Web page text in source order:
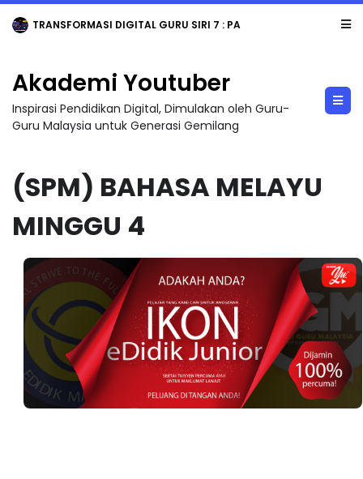
TRANSFORMASI DIGITAL GURU SIRI 7 : PAHLAWAN DIGITAL PENYELAMAT DUNIA
Akademi Youtuber
Inspirasi Pendidikan Digital, Dimulakan oleh Guru-
Guru Malaysia untuk Generasi Gemilang
(SPM) BAHASA MELAYU
MINGGU 4